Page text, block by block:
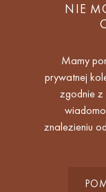
NIE
Mamy
prywatnej
zgodnie z
znalezieniu